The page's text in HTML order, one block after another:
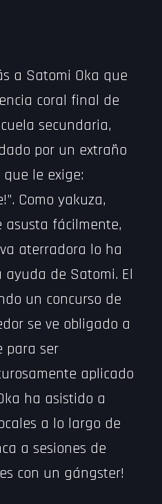
a Satomi Oka que
coral final de
secundaria,
por un extraño
le exige:
Como yakuza,
asusta fácilmente,
aterradora lo ha
de Satomi. El
un concurso de
se ve obligado a
para ser
aplicado
ha asistido a
a lo largo de
a sesiones de
con un gángster!